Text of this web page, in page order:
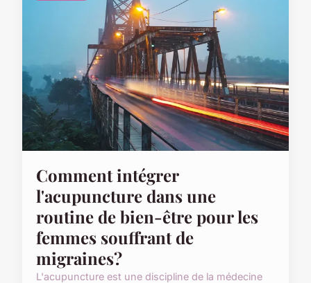
Comment intégrer
l'acupuncture dans une
routine de bien-être pour les
femmes souffrant de
migraines?
L'acupuncture est une discipline de la médecine